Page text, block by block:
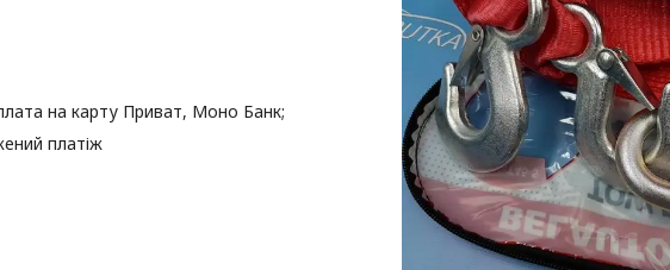
на карту Приват, Моно Банк;
платіж